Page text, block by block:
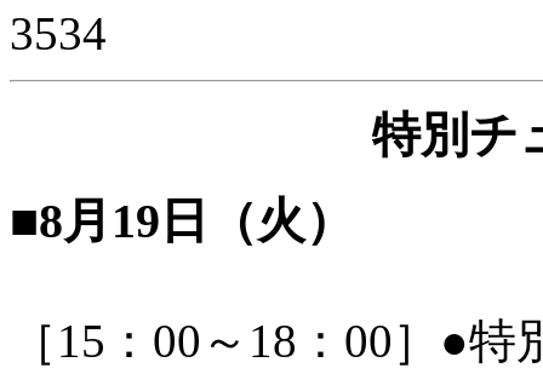
3534
特別チ
■8月19日（火）
［15：00～18：00］●